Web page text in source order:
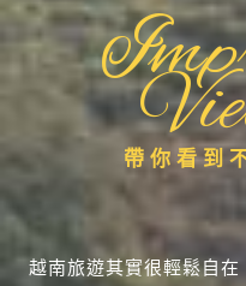
帶你看到
越南旅遊其實很輕鬆自